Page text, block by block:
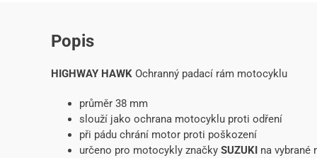
Popis
HIGHWAY HAWK Ochranný padací rám motocyklu
průměr 38 mm
slouží jako ochrana motocyklu proti odření
při pádu chrání motor proti poškození
určeno pro motocykly značky SUZUKI na vybrané